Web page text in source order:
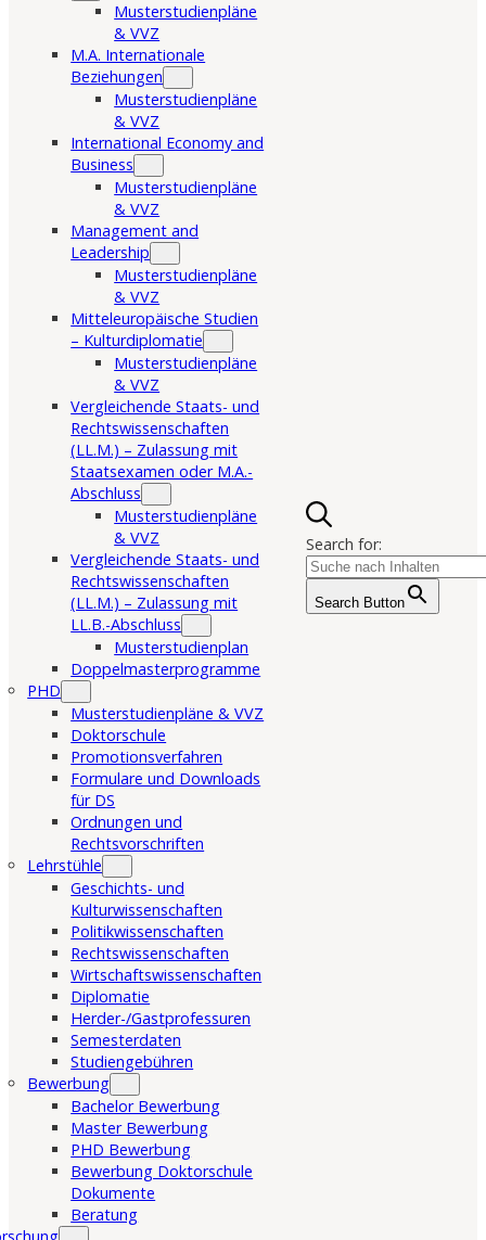
Musterstudienpläne
& VVZ
M.A. Internationale
Beziehungen
Musterstudienpläne
& VVZ
International Economy and
Business
Musterstudienpläne
& VVZ
Management and
Leadership
Musterstudienpläne
& VVZ
Mitteleuropäische Studien
– Kulturdiplomatie
Musterstudienpläne
& VVZ
Vergleichende Staats- und
Rechtswissenschaften
(LL.M.) – Zulassung mit
Staatsexamen oder M.A.-
Abschluss
Musterstudienpläne
& VVZ
Vergleichende Staats- und
Rechtswissenschaften
(LL.M.) – Zulassung mit
LL.B.-Abschluss
Musterstudienplan
Doppelmasterprogramme
PHD
Musterstudienpläne & VVZ
Doktorschule
Promotionsverfahren
Formulare und Downloads
für DS
Ordnungen und
Rechtsvorschriften
Lehrstühle
Geschichts- und
Kulturwissenschaften
Politikwissenschaften
Rechtswissenschaften
Wirtschaftswissenschaften
Diplomatie
Herder-/Gastprofessuren
Semesterdaten
Studiengebühren
Bewerbung
Bachelor Bewerbung
Master Bewerbung
PHD Bewerbung
Bewerbung Doktorschule
Dokumente
Beratung
Search for:
Search Button